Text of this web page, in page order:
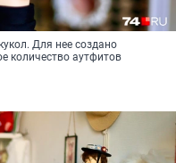
Для нее создано
количество аутфитов